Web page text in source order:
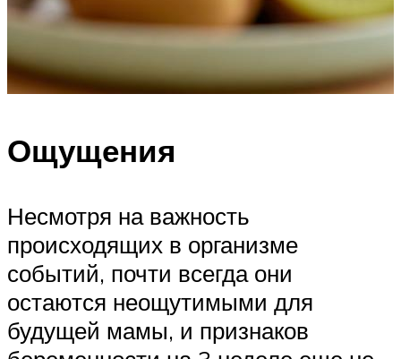
Ощущения
Несмотря на важность
происходящих в организме
событий, почти всегда они
остаются неощутимыми для
будущей мамы, и признаков